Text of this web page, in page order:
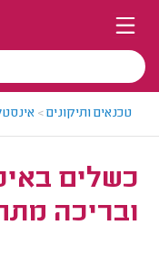
טכנאים ותיקונים>
כשלים
ובריכה